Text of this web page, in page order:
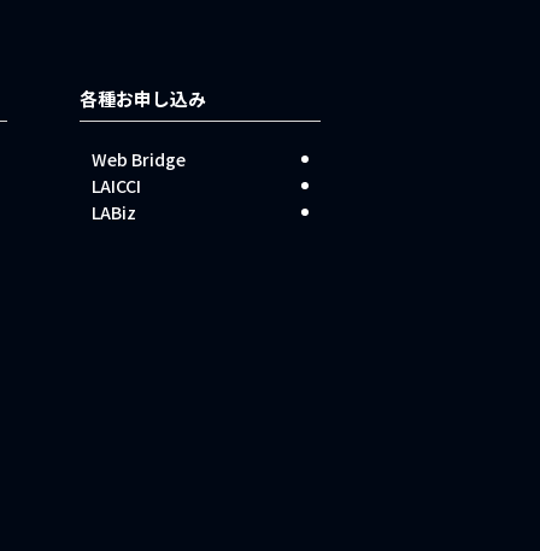
各種お申し込み
Web Bridge
LAICCI
LABiz